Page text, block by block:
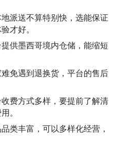
地派送不算特别快，选能保证
才好。
提供墨西哥境内仓储，能缩短
难免遇到退换货，平台的售后
收费方式多样，要提前了解清
。
类丰富，可以多样化经营，